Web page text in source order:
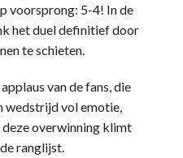
voorsprong: 5-4! In de
het duel definitief door
te schieten.
van de fans, die
wedstrijd vol emotie,
overwinning klimt
ranglijst.